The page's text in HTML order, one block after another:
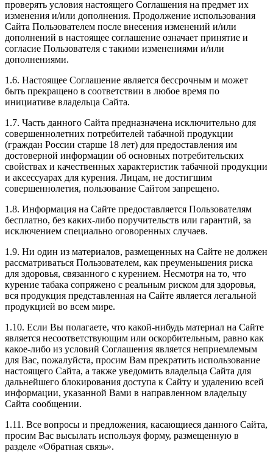
проверять условия настоящего Соглашения на предмет их
изменения и/или дополнения. Продолжение использования
Сайта Пользователем после внесения изменений и/или
дополнений в настоящее соглашение означает принятие и
согласие Пользователя с такими изменениями и/или
дополнениями.
1.6. Настоящее Соглашение является бессрочным и может
быть прекращено в соответствии в любое время по
инициативе владельца Сайта.
1.7. Часть данного Сайта предназначена исключительно для
совершеннолетних потребителей табачной продукции
(граждан России старше 18 лет) для предоставления им
достоверной информации об основных потребительских
свойствах и качественных характеристик табачной продукции
и аксессуарах для курения. Лицам, не достигшим
совершеннолетия, пользование Сайтом запрещено.
1.8. Информация на Сайте предоставляется Пользователям
бесплатно, без каких-либо поручительств или гарантий, за
исключением специально оговоренных случаев.
1.9. Ни один из материалов, размещенных на Сайте не должен
рассматриваться Пользователем, как преуменьшения риска
для здоровья, связанного с курением. Несмотря на то, что
курение табака сопряжено с реальным риском для здоровья,
вся продукция представленная на Сайте является легальной
продукцией во всем мире.
1.10. Если Вы полагаете, что какой-нибудь материал на Сайте
является несоответствующим или оскорбительным, равно как
какое-либо из условий Соглашения является неприемлемым
для Вас, пожалуйста, просим Вам прекратить использование
настоящего Сайта, а также уведомить владельца Сайта для
дальнейшего блокирования доступа к Сайту и удалению всей
информации, указанной Вами в направленном владельцу
Сайта сообщении.
1.11. Все вопросы и предложения, касающиеся данного Сайта,
просим Вас высылать используя форму, размещенную в
разделе «Обратная связь».